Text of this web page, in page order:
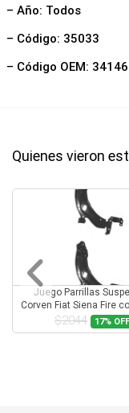
– Año: Todos
– Código: 35033
– Código OEM: 34146
Quienes vieron
Juego Parrillas
Corven Fiat Siena Fire
$2044 17% OFF